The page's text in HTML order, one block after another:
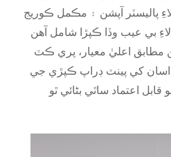
پاليسٽر آپشن ۽ مڪمل ڪوريج
مطابق اعليٰ معيار، پري ڪٽ
اسان کي پينٽ ڊراپ ڪپڙي جي